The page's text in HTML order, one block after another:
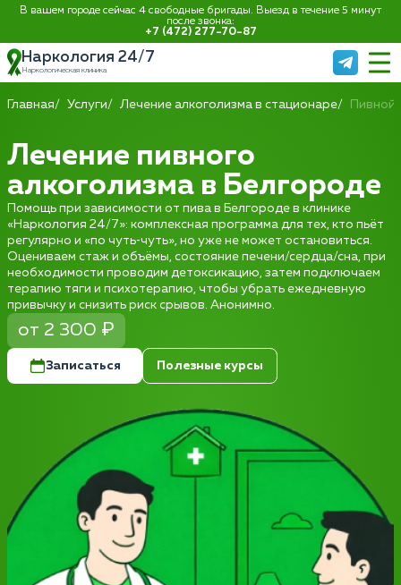
В вашем городе сейчас 4 свободные бригады. Выезд в течение 5 минут
после звонка:
+7 (472) 277-70-87
Наркология 24/7
Наркологическая клиника
Главная Услуги Лечение алкоголизма в стационаре Пивной
Лечение пивного
алкоголизма в Белгороде
Помощь при зависимости от пива в Белгороде в клинике
«Наркология 24/7»: комплексная программа для тех, кто пьёт
регулярно и «по чуть‑чуть», но уже не может остановиться.
Оцениваем стаж и объёмы, состояние печени/сердца/сна, при
необходимости проводим детоксикацию, затем подключаем
терапию тяги и психотерапию, чтобы убрать ежедневную
привычку и снизить риск срывов. Анонимно.
от 2 300 ₽
Записаться Полезные курсы